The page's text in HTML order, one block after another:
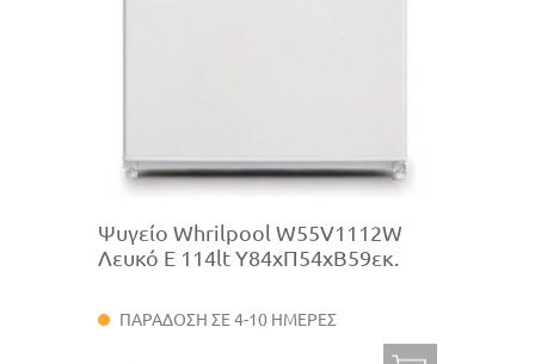
Ψυγείο Whrilpool W55V1112W
Λευκό E 114lt Υ84xΠ54xΒ59εκ.
ΠΑΡΑΔΟΣΗ ΣΕ 4-10 ΗΜΕΡΕΣ